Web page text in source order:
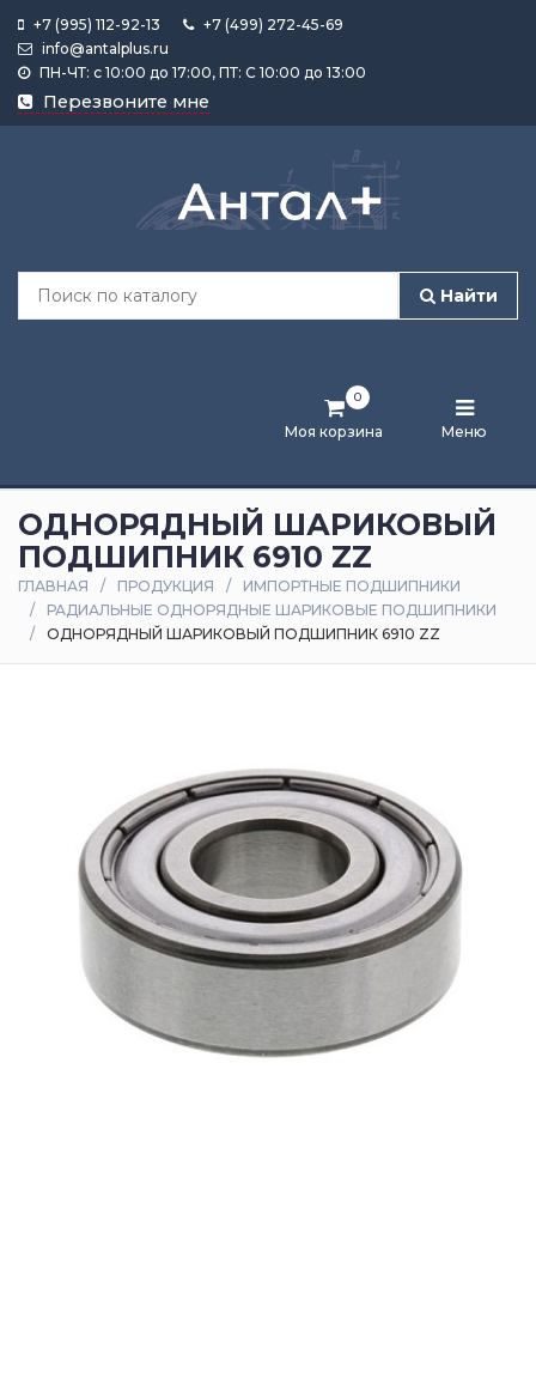
+7 (995) 112-92-13
+7 (499) 272-45-69
info@antalplus.ru
ПН-ЧТ: с 10:00 до 17:00, ПТ: С 10:00 до 13:00
Перезвоните мне
Найти
Моя корзина
0
Меню
Каталог
продукции
Лента
и
статьи
Оплата
доставка
ОДНОРЯДНЫЙ ШАРИКОВЫЙ
ПОДШИПНИК 6910 ZZ
ГЛАВНАЯ ПРОДУКЦИЯ
ИМПОРТНЫЕ ПОДШИПНИКИ
РАДИАЛЬНЫЕ ОДНОРЯДНЫЕ ШАРИКОВЫЕ ПОДШИПНИКИ
ОДНОРЯДНЫЙ ШАРИКОВЫЙ ПОДШИПНИК 6910 ZZ